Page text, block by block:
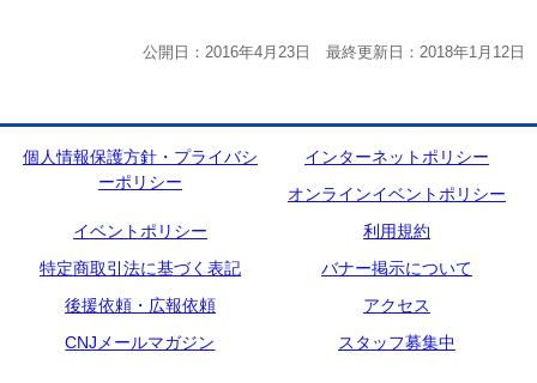
公開日：2016年4月23日 最終更新日：2018年1月12日
個人情報保護方針・プライバシ
ーポリシー
インターネットポリシー
オンラインイベントポリシー
イベントポリシー
利用規約
特定商取引法に基づく表記
バナー掲示について
後援依頼・広報依頼
アクセス
CNJメールマガジン
スタッフ募集中